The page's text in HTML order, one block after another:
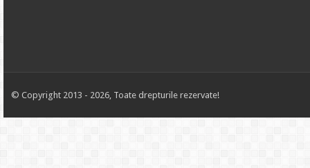
© Copyright 2013 - 2026, Toate drepturile rezervate!